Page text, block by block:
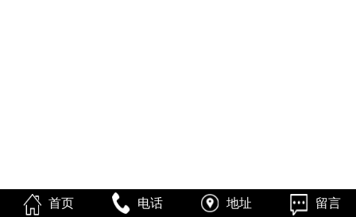
首页 电话 地址 留言